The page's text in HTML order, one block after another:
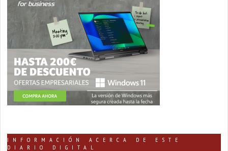
INFORMACIÓN ACERCA DE ESTE
DIARIO DIGITAL